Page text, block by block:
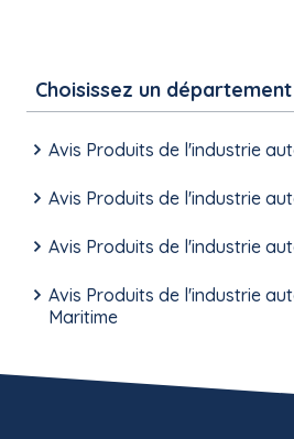
Choisissez un département
Avis Produits de l'industrie
Avis Produits de l'industrie
Avis Produits de l'industrie
Avis Produits de l'industrie
Maritime